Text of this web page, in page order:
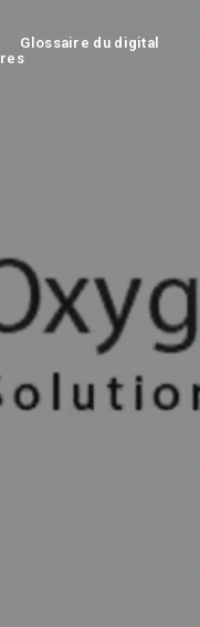
Glossaire du digital